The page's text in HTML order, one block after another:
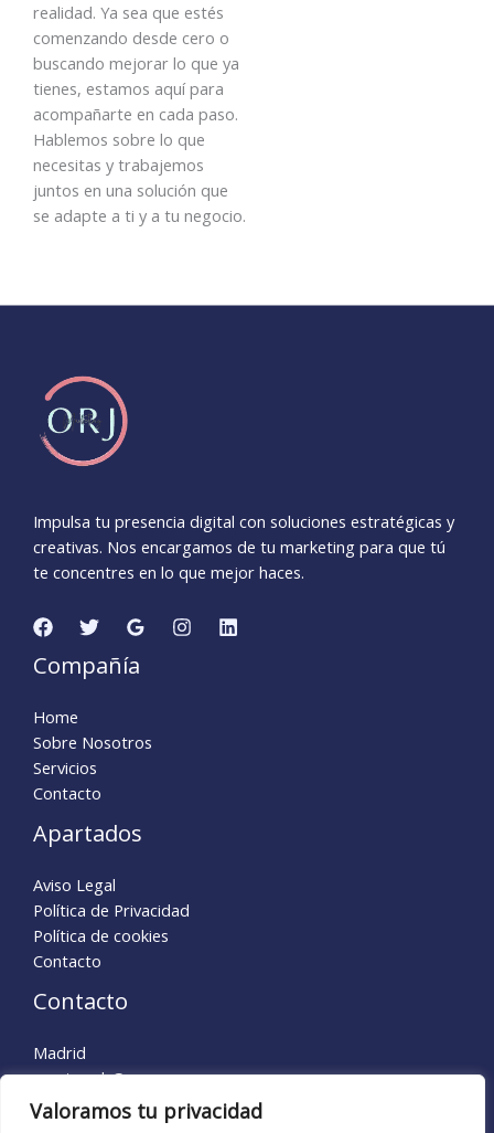
Valoramos tu privacidad
realidad. Ya sea que estés
comenzando desde cero o
buscando mejorar lo que ya
tienes, estamos aquí para
acompañarte en cada paso.
Hablemos sobre lo que
necesitas y trabajemos
juntos en una solución que
se adapte a ti y a tu negocio.
Impulsa tu presencia digital con soluciones estratégicas y
creativas. Nos encargamos de tu marketing para que tú
te concentres en lo que mejor haces.
Compañía
Home
Sobre Nosotros
Servicios
Contacto
Apartados
Aviso Legal
Política de Privacidad
Política de cookies
Contacto
Contacto
Madrid
creatu​web@gmx.es